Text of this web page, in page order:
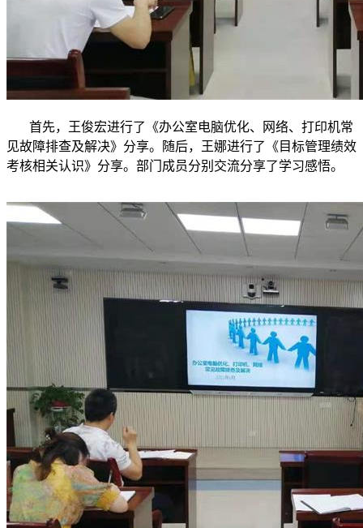
首先，王俊宏进行了《办公室电脑优化、网络、打印机常
见故障排查及解决》分享。随后，王娜进行了《目标管理绩效
考核相关认识》分享。部门成员分别交流分享了学习感悟。